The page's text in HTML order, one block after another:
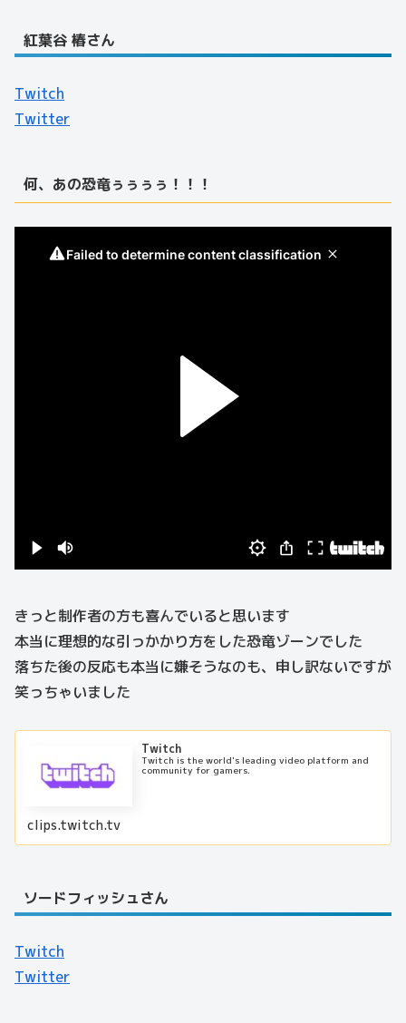
紅葉谷 椿さん
Twitch
Twitter
何、あの恐竜ぅぅぅぅ！！！
きっと制作者の方も喜んでいると思います
本当に理想的な引っかかり方をした恐竜ゾーンでした
落ちた後の反応も本当に嫌そうなのも、申し訳ないですが
笑っちゃいました
Twitch
Twitch is the world's leading video platform and
community for gamers.
clips.twitch.tv
ソードフィッシュさん
Twitch
Twitter